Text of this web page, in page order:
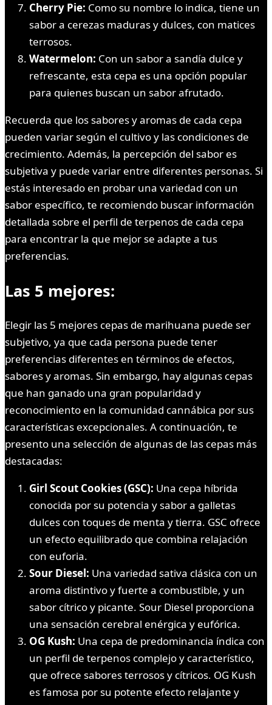
Cherry Pie: Como su nombre lo indica, tiene un
sabor a cerezas maduras y dulces, con matices
terrosos.
Watermelon: Con un sabor a sandía dulce y
refrescante, esta cepa es una opción popular
para quienes buscan un sabor afrutado.
Recuerda que los sabores y aromas de cada cepa
pueden variar según el cultivo y las condiciones de
crecimiento. Además, la percepción del sabor es
subjetiva y puede variar entre diferentes personas. Si
estás interesado en probar una variedad con un
sabor específico, te recomiendo buscar información
detallada sobre el perfil de terpenos de cada cepa
para encontrar la que mejor se adapte a tus
preferencias.
Las 5 mejores:
Elegir las 5 mejores cepas de marihuana puede ser
subjetivo, ya que cada persona puede tener
preferencias diferentes en términos de efectos,
sabores y aromas. Sin embargo, hay algunas cepas
que han ganado una gran popularidad y
reconocimiento en la comunidad cannábica por sus
características excepcionales. A continuación, te
presento una selección de algunas de las cepas más
destacadas:
Girl Scout Cookies (GSC): Una cepa híbrida
conocida por su potencia y sabor a galletas
dulces con toques de menta y tierra. GSC ofrece
un efecto equilibrado que combina relajación
con euforia.
Sour Diesel: Una variedad sativa clásica con un
aroma distintivo y fuerte a combustible, y un
sabor cítrico y picante. Sour Diesel proporciona
una sensación cerebral enérgica y eufórica.
OG Kush: Una cepa de predominancia índica con
un perfil de terpenos complejo y característico,
que ofrece sabores terrosos y cítricos. OG Kush
es famosa por su potente efecto relajante y